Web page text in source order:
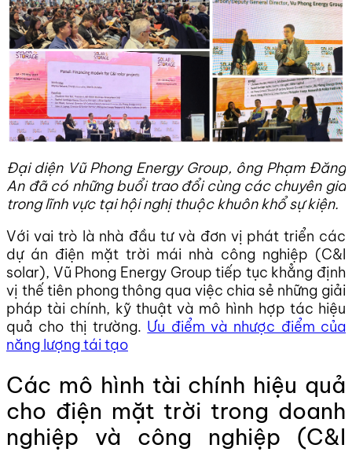
Đại diện Vũ Phong Energy Group, ông Phạm Đăng
An đã có những buổi trao đổi cùng các chuyên gia
trong lĩnh vực tại hội nghị thuộc khuôn khổ sự kiện.
Với vai trò là nhà đầu tư và đơn vị phát triển các
dự án điện mặt trời mái nhà công nghiệp (C&I
solar), Vũ Phong Energy Group tiếp tục khẳng định
vị thế tiên phong thông qua việc chia sẻ những giải
pháp tài chính, kỹ thuật và mô hình hợp tác hiệu
quả cho thị trường. Ưu điểm và nhược điểm của
năng lượng tái tạo
Các mô hình tài chính hiệu quả
cho điện mặt trời trong doanh
nghiệp và công nghiệp (C&I